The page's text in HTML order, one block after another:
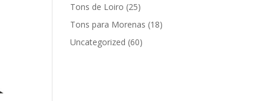
Tons de Loiro (25)
Tons para Morenas (18)
Uncategorized (60)